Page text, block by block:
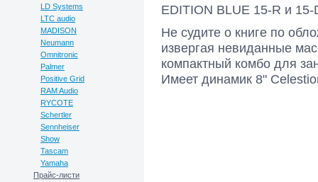
LD Systems
LTC audio
MADISON
Neumann
Omnitronic
Palmer
Positive Grid
RAM Audio
RYCOTE
Schertler
Sennheiser
Show
Tascam
Yamaha
Прайс-листи
EDITION BLUE 15-R и 15-
Не судите о книге по
извергая невиданные
компактный комбо для
Имеет динамик 8"